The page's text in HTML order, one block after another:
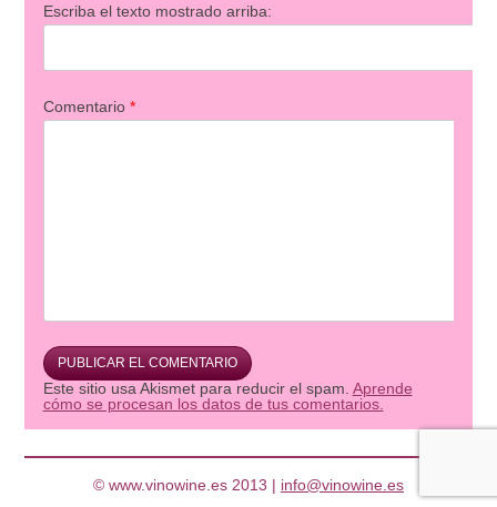
Escriba el texto mostrado arriba:
Comentario *
Este sitio usa Akismet para reducir el spam. Aprende
cómo se procesan los datos de tus comentarios.
© www.vinowine.es 2013 | info@vinowine.es